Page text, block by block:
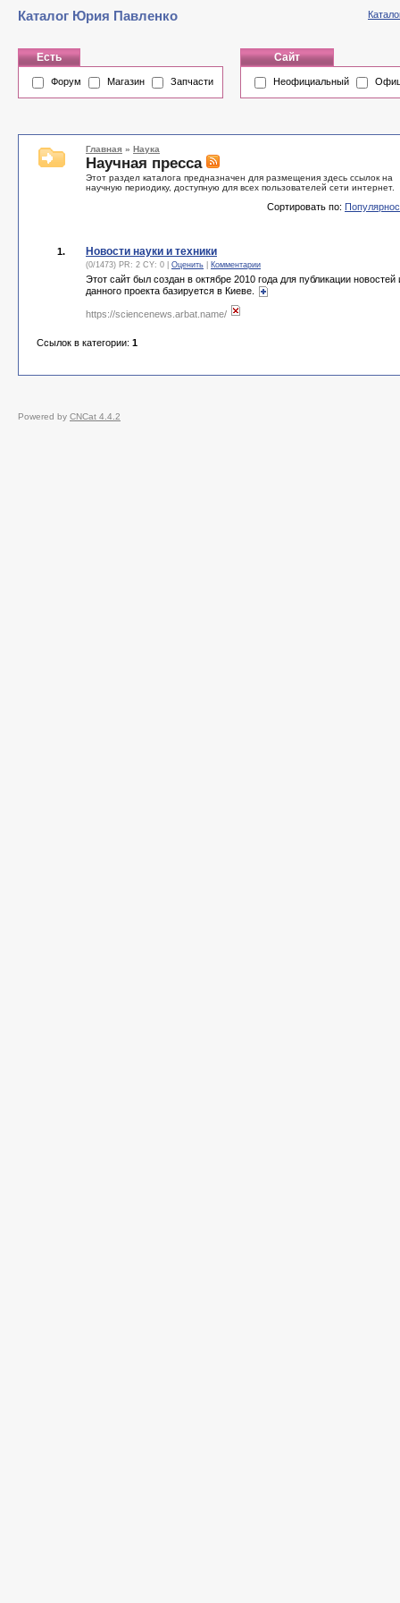
Каталог Юрия Павленко
Есть
Форум Магазин Запчасти
Сайт
Неофициальный
Главная » Наука
Научная пресса
Этот раздел каталога предназначен для размещения здесь ссылок на
научную периодику, доступную для всех пользователей сети интернет.
Сортировать по:
1. Новости науки и техники
(0/1473) PR: 2 CY: 0 | Оценить Комментарии
Этот сайт был создан в октябре 2010 года для публикации
данного проекта базируется в Киеве.
https://sciencenews.arbat.name/
Ссылок в категории: 1
Powered by CNCat 4.4.2